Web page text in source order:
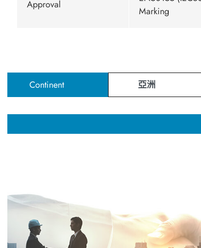
Approval
Marking
Continent 亞洲